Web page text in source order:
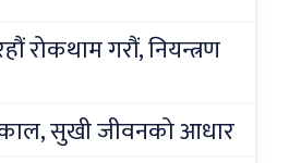
रोकथाम गरौं, नियन्त्रण
सुखी जीवनको आधार